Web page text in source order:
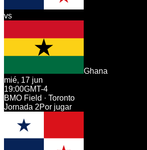
vs
Ghana
mié, 17 jun
19:00GMT-4
BMO Field · Toronto
Jornada 2Por jugar